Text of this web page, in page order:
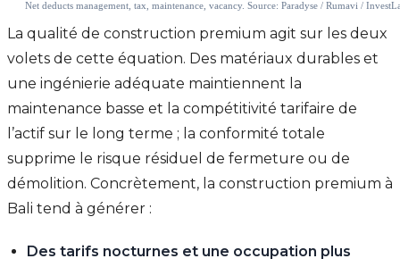
La qualité de construction premium agit sur les deux
volets de cette équation. Des matériaux durables et
une ingénierie adéquate maintiennent la
maintenance basse et la compétitivité tarifaire de
l’actif sur le long terme ; la conformité totale
supprime le risque résiduel de fermeture ou de
démolition. Concrètement, la construction premium à
Bali tend à générer :
Des tarifs nocturnes et une occupation plus